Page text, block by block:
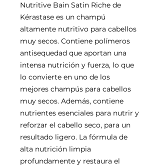
Nutritive Bain Satin Riche de
Kérastase es un champú
altamente nutritivo para cabellos
muy secos. Contiene polímeros
antisequedad que aportan una
intensa nutrición y fuerza, lo que
lo convierte en uno de los
mejores champús para cabellos
muy secos. Además, contiene
nutrientes esenciales para nutrir y
reforzar el cabello seco, para un
resultado ligero. La fórmula de
alta nutrición limpia
profundamente y restaura el